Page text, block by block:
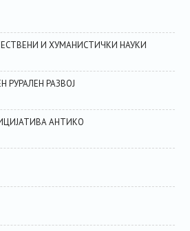
И ХУМАНИСТИЧКИ НАУКИ
РУРАЛЕН РАЗВОЈ
АНТИКО